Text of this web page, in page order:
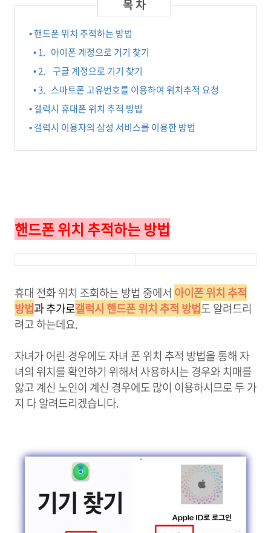
• 핸드폰 위치 추적하는 방법
• 1. 아이폰 계정으로 기기 찾기
• 2. 구글 계정으로 기기 찾기
• 3. 스마트폰 고유번호를 이용하여 위치추적 요청
• 갤럭시 휴대폰 위치 추적 방법
• 갤럭시 이용자의 삼성 서비스를 이용한 방법
핸드폰 위치 추적하는 방법
휴대 전화 위치 조회하는 방법 중에서 아이폰 위치 추적
방법과추가로갤럭시 핸드폰 위치 추적 방법도 알려드리
려고 하는데요.
자녀가 어린 경우에도 자녀 폰 위치 추적 방법을 통해 자
녀의 위치를 확인하기 위해서 사용하시는 경우와 치매를
앓고 계신 노인이 계신 경우에도 많이 이용하시므로 두 가
지 다 알려드리겠습니다.